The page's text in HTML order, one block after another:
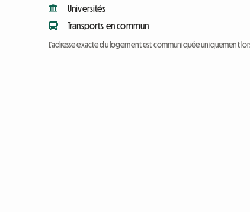
Universités
Transports en commun
L'adresse exacte du logement est communiquée uniquement